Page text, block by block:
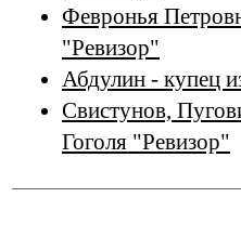
Февронья
"Ревизор"
Абдулин - купец
Свистунов,
Гоголя "Ревизор"